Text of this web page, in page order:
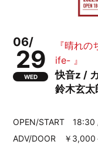
06/
29
WED
『晴れ
ife- 』
快音z /
鈴木玄太
OPEN/START 18:30
ADV/DOOR ￥3,000